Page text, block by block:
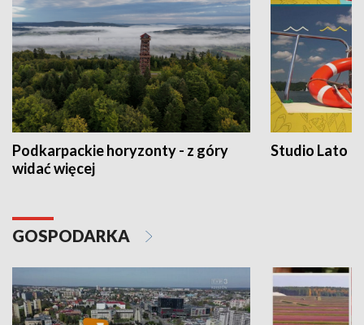
Podkarpackie horyzonty - z góry
widać więcej
Studio Lato
GOSPODARKA